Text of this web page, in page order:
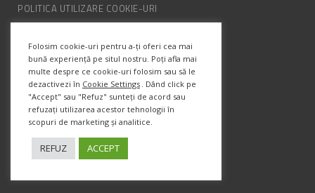
POLITICA UTILIZARE COOKIE-URI
ANPC
Info Contact
Str. Semenic, Nr.1, Ap.5, Timisoara.
Telefon:(+4) 0747 066 701
Folosim cookie-uri pentru a-ți oferi cea mai
bună experiență pe situl nostru. Poți afla mai
multe despre ce cookie-uri folosim sau să le
dezactivezi în Cookie Settings . Dând click pe
"Accept" sau "Refuz" sunteți de acord sau
refuzați utilizarea acestor tehnologii în
scopuri de marketing și analitice.
REFUZ ACCEPT